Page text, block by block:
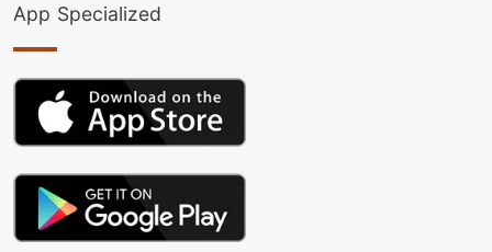
App Specialized